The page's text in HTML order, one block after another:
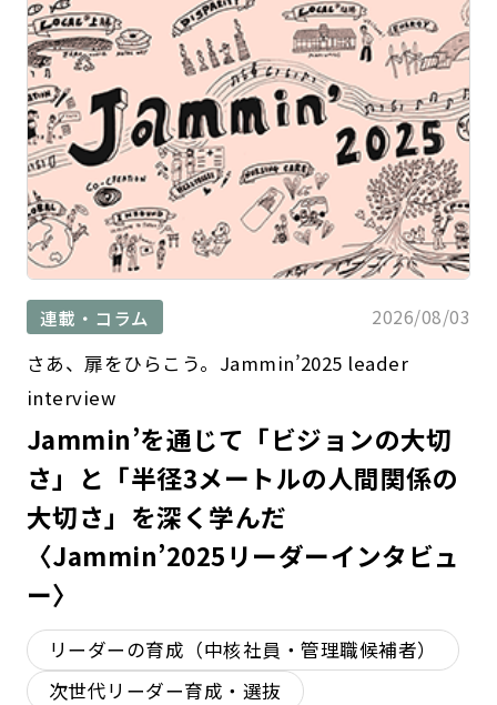
連載・コラム 2026/08/03
Jammin’を通じて「ビジョンの大切
さ」と「半径3メートルの人間関係の
大切さ」を深く学んだ
〈Jammin’2025リーダーインタビュ
ー〉
さあ、扉をひらこう。Jammin’2025 leader
interview
リーダーの育成（中核社員・管理職候補者）
次世代リーダー育成・選抜